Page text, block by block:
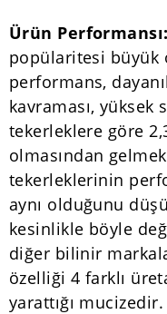
Ürün Performansı:
popülaritesi büyük
performans,
kavraması, yüksek
tekerleklere göre
olmasından
tekerleklerinin
aynı olduğunu
kesinlikle böyle
diğer bilinir
özelliği 4 farklı
yarattığı